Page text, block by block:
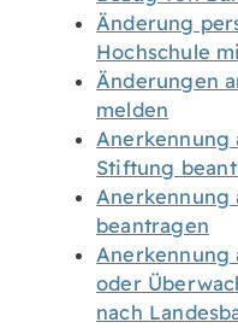
Änderung
Hochschule
Änderungen
melden
Anerkennung
Stiftung
Anerkennung
beantragen
Anerkennung
oder
nach